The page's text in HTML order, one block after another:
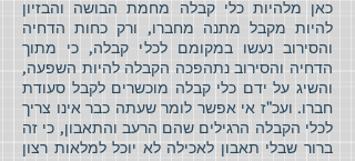
כאן מלהיות כלי קבלה מחמת הבושה והבזיון
להיות מקבל מתנה מחברו, ורק כחות הדחיה
והסירוב נעשו במקומם לכלי קבלה, כי מתוך
הדחיה והסירוב נתהפכה הקבלה להיות השפעה,
והשיג על ידם כלי קבלה מוכשרים לקבל סעודת
חברו. ועכ"ז אי אפשר לומר שעתה כבר אינו צריך
לכלי הקבלה הרגילים שהם הרעב והתאבון, כי זה
ברור שבלי תאבון לאכילה לא יוכל למלאות רצון